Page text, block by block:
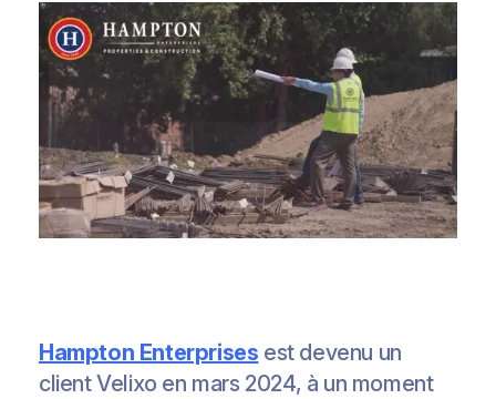
Hampton Enterprises est devenu un
client Velixo en mars 2024, à un moment